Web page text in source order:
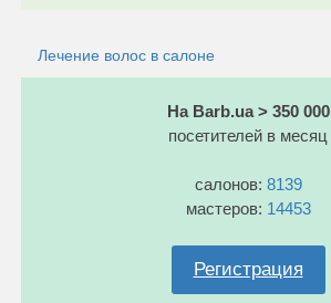
Лечение волос в салоне
На Barb.ua > 350 000
посетителей в месяц
салонов: 8139
мастеров: 14453
Регистрация